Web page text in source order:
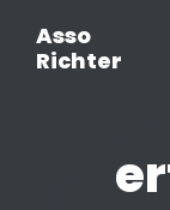
Asso
Richter